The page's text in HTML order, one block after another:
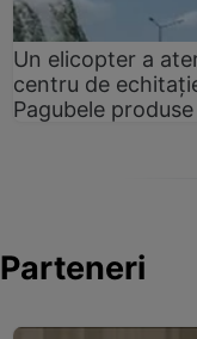
Un elicopter a
centru de
Pagubele produse
Parteneri